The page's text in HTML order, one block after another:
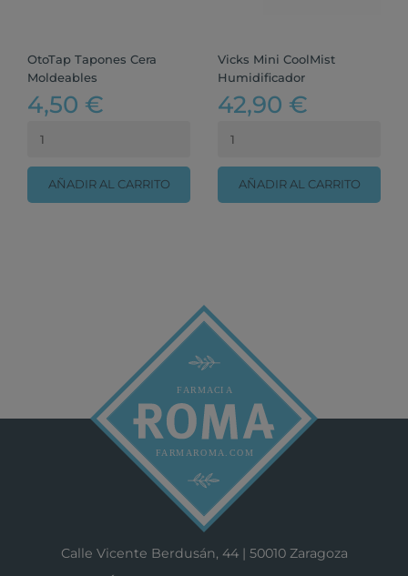
OtoTap Tapones Cera
Moldeables
4,50 €
AÑADIR AL CARRITO
Vicks Mini CoolMist
Humidificador
42,90 €
AÑADIR AL CARRITO
Calle Vicente Berdusán, 44 | 50010 Zaragoza